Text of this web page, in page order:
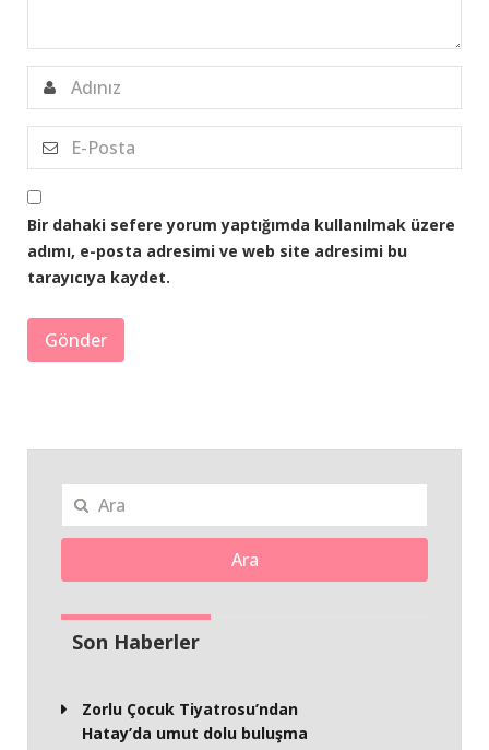
Bir dahaki sefere yorum yaptığımda kullanılmak üzere
adımı, e-posta adresimi ve web site adresimi bu
tarayıcıya kaydet.
Ara
Son Haberler
Zorlu Çocuk Tiyatrosu’ndan
Hatay’da umut dolu buluşma